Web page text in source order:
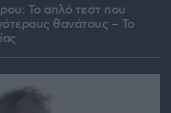
Το απλό τεστ που
θανάτους – Το